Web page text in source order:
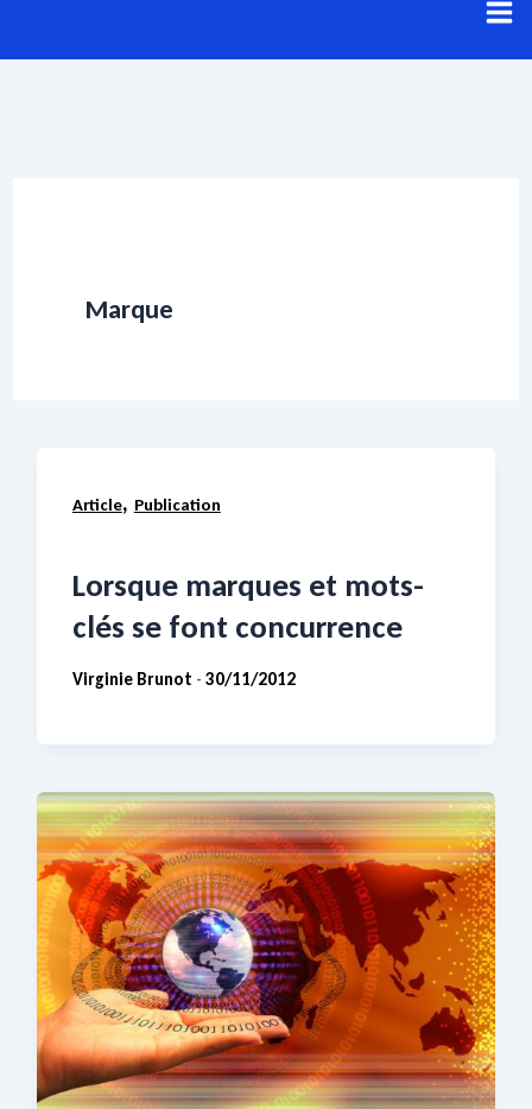
au
Marque
Article, Publication
Lorsque marques et mots-
clés se font concurrence
Virginie Brunot - 30/11/2012